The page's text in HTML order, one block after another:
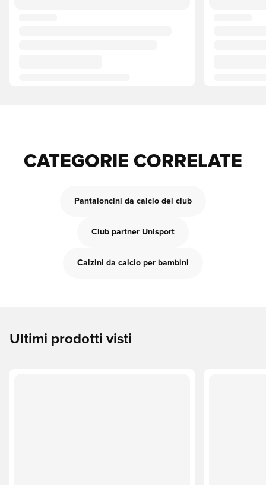
CATEGORIE CORRELATE
Pantaloncini da calcio dei club
Club partner Unisport
Calzini da calcio per bambini
Ultimi prodotti visti